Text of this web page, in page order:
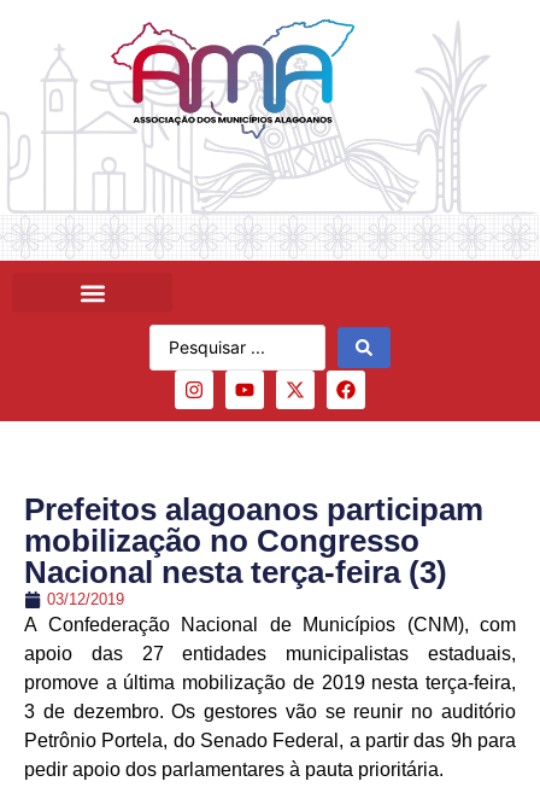
Prefeitos alagoanos participam
mobilização no Congresso
Nacional nesta terça-feira (3)
03/12/2019
A Confederação Nacional de Municípios (CNM), com
apoio das 27 entidades municipalistas estaduais,
promove a última mobilização de 2019 nesta terça-feira,
3 de dezembro. Os gestores vão se reunir no auditório
Petrônio Portela, do Senado Federal, a partir das 9h para
pedir apoio dos parlamentares à pauta prioritária.